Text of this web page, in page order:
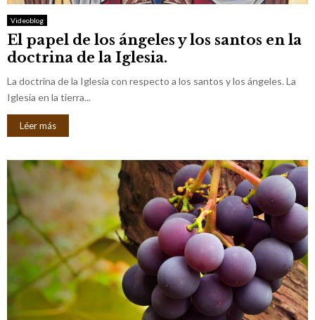
Videoblog
El papel de los ángeles y los santos en la
doctrina de la Iglesia.
La doctrina de la Iglesia con respecto a los santos y los ángeles. La
Iglesia en la tierra...
Léer más